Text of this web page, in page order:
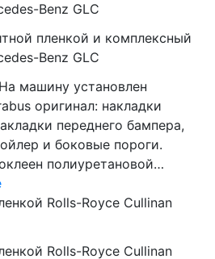
Benz GLC
пленкой и комплексный
Benz GLC
машину установлен
оригинал: накладки
переднего бампера,
и боковые пороги.
полиуретановой…
Rolls-Royce Cullinan
Rolls-Royce Cullinan